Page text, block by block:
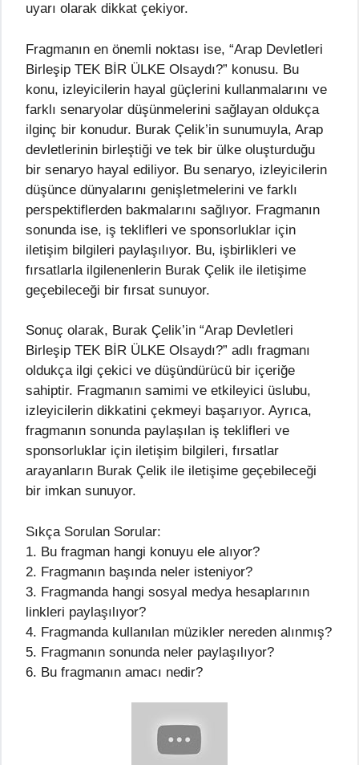
uyarı olarak dikkat çekiyor.
Fragmanın en önemli noktası ise, “Arap Devletleri
Birleşip TEK BİR ÜLKE Olsaydı?” konusu. Bu
konu, izleyicilerin hayal güçlerini kullanmalarını ve
farklı senaryolar düşünmelerini sağlayan oldukça
ilginç bir konudur. Burak Çelik’in sunumuyla, Arap
devletlerinin birleştiği ve tek bir ülke oluşturduğu
bir senaryo hayal ediliyor. Bu senaryo, izleyicilerin
düşünce dünyalarını genişletmelerini ve farklı
perspektiflerden bakmalarını sağlıyor. Fragmanın
sonunda ise, iş teklifleri ve sponsorluklar için
iletişim bilgileri paylaşılıyor. Bu, işbirlikleri ve
fırsatlarla ilgilenenlerin Burak Çelik ile iletişime
geçebileceği bir fırsat sunuyor.
Sonuç olarak, Burak Çelik’in “Arap Devletleri
Birleşip TEK BİR ÜLKE Olsaydı?” adlı fragmanı
oldukça ilgi çekici ve düşündürücü bir içeriğe
sahiptir. Fragmanın samimi ve etkileyici üslubu,
izleyicilerin dikkatini çekmeyi başarıyor. Ayrıca,
fragmanın sonunda paylaşılan iş teklifleri ve
sponsorluklar için iletişim bilgileri, fırsatlar
arayanların Burak Çelik ile iletişime geçebileceği
bir imkan sunuyor.
Sıkça Sorulan Sorular:
1. Bu fragman hangi konuyu ele alıyor?
2. Fragmanın başında neler isteniyor?
3. Fragmanda hangi sosyal medya hesaplarının
linkleri paylaşılıyor?
4. Fragmanda kullanılan müzikler nereden alınmış?
5. Fragmanın sonunda neler paylaşılıyor?
6. Bu fragmanın amacı nedir?